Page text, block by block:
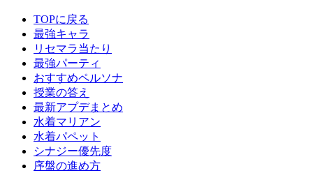
TOPに戻る
最強キャラ
リセマラ当たり
最強パーティ
おすすめペルソナ
授業の答え
最新アプデまとめ
水着マリアン
水着パペット
シナジー優先度
序盤の進め方